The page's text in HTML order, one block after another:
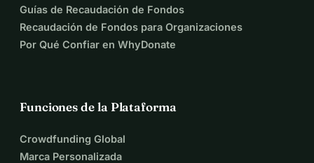
Guías de Recaudación de Fondos
Recaudación de Fondos para Organizaciones
Por Qué Confiar en WhyDonate
Funciones de la Plataforma
Crowdfunding Global
Marca Personalizada